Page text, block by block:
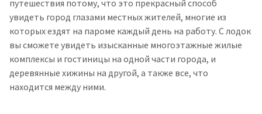
путешествия потому, что это прекрасный способ
увидеть город глазами местных жителей, многие из
которых ездят на пароме каждый день на работу. С лодок
вы сможете увидеть изысканные многоэтажные жилые
комплексы и гостиницы на одной части города, и
деревянные хижины на другой, а также все, что
находится между ними.